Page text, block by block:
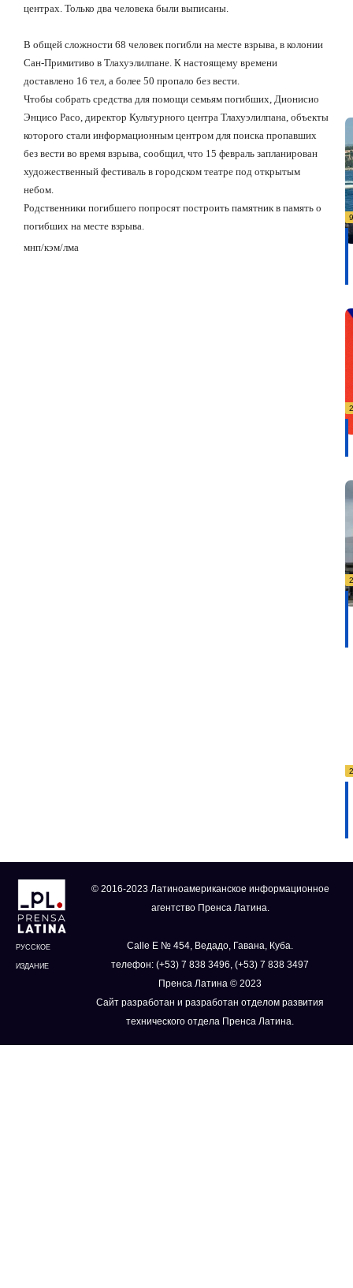
центрах. Только два человека были выписаны.
В общей сложности 68 человек погибли на месте взрыва, в колонии
Сан-Примитиво в Тлахуэлилпане. К настоящему времени
доставлено 16 тел, а более 50 пропало без вести.
Чтобы собрать средства для помощи семьям погибших, Дионисио
Энцисо Расо, директор Культурного центра Тлахуэлилпана, объекты
которого стали информационным центром для поиска пропавших
без вести во время взрыва, сообщил, что 15 февраль запланирован
художественный фестиваль в городском театре под открытым
небом.
Родственники погибшего попросят построить памятник в память о
погибших на месте взрыва.
мнп/кэм/лма
РУССКОЕ
ИЗДАНИЕ
© 2016-2023 Латиноамериканское информационное
агентство Пренса Латина.
Calle E № 454, Ведадо, Гавана, Куба.
телефон: (+53) 7 838 3496, (+53) 7 838 3497
Пренса Латина © 2023
Сайт разработан и разработан отделом развития
технического отдела Пренса Латина.